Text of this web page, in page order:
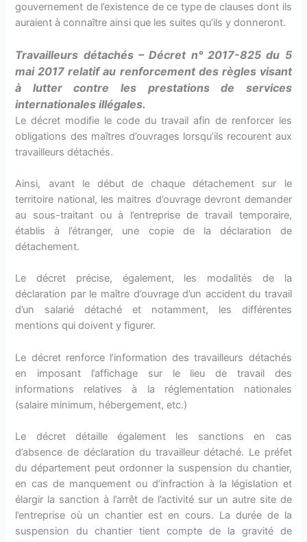
gouvernement de l’existence de ce type de clauses dont ils
auraient à connaître ainsi que les suites qu’ils y donneront.
Travailleurs détachés – Décret n° 2017-825 du 5
mai 2017 relatif au renforcement des règles visant
à lutter contre les prestations de services
internationales illégales.
Le décret modifie le code du travail afin de renforcer les
obligations des maîtres d’ouvrages lorsqu’ils recourent aux
travailleurs détachés.
Ainsi, avant le début de chaque détachement sur le
territoire national, les maitres d’ouvrage devront demander
au sous-traitant ou à l’entreprise de travail temporaire,
établis à l’étranger, une copie de la déclaration de
détachement.
Le décret précise, également, les modalités de la
déclaration par le maître d’ouvrage d’un accident du travail
d’un salarié détaché et notamment, les différentes
mentions qui doivent y figurer.
Le décret renforce l’information des travailleurs détachés
en imposant l’affichage sur le lieu de travail des
informations relatives à la réglementation nationales
(salaire minimum, hébergement, etc.)
Le décret détaille également les sanctions en cas
d’absence de déclaration du travailleur détaché. Le préfet
du département peut ordonner la suspension du chantier,
en cas de manquement ou d’infraction à la législation et
élargir la sanction à l’arrêt de l’activité sur un autre site de
l’entreprise où un chantier est en cours. La durée de la
suspension du chantier tient compte de la gravité de